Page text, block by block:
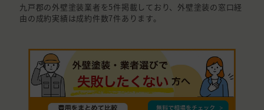
九戸郡の外壁塗装業者を5件掲載しており、外壁塗装の窓口経
由の成約実績は成約件数7件あります。